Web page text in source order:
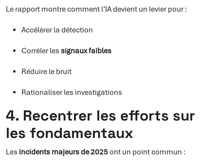
Le rapport montre comment l’IA devient un levier pour :
Accélérer la détection
Corréler les signaux faibles
Réduire le bruit
Rationaliser les investigations
4. Recentrer les efforts sur
les fondamentaux
Les incidents majeurs de 2025ont un point commun :